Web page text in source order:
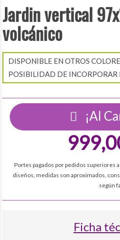
Jardin vertical
volcánico
DISPONIBLE EN OTROS
POSIBILIDAD DE INCORPORAR
¡Al
Portes pagados por pedidos superiores
diseños, medidas son aproximados,
según
Ficha